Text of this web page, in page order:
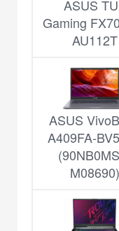
ASUS
Gaming
AU112T
ASUS
A409FA-
M08690)